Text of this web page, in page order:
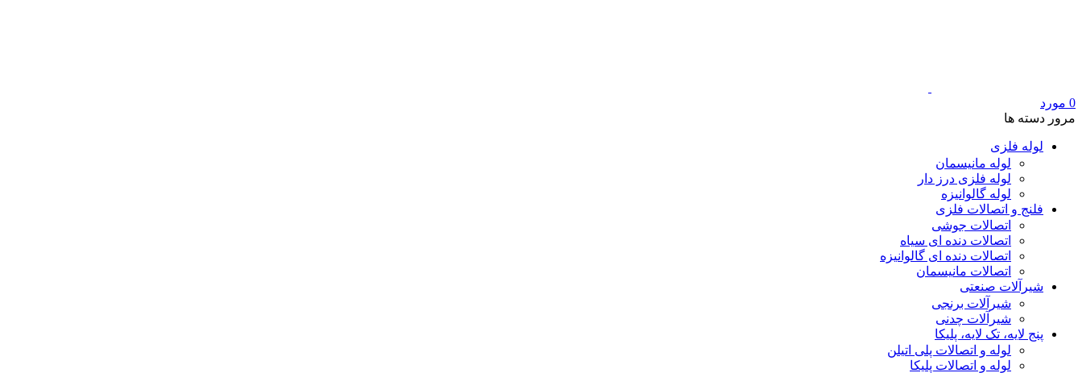
0 مورد
مرور دسته ها
لوله فلزی
لوله مانیسمان
لوله فلزی درز دار
لوله گالوانیزه
فلنج و اتصالات فلزی
اتصالات جوشی
اتصالات دنده ای سیاه
اتصالات دنده ای گالوانیزه
اتصالات مانیسمان
شیرآلات صنعتی
شیرآلات برنجی
شیرآلات چدنی
پنج لایه، تک لایه، پلیکا
لوله و اتصالات پلی اتیلن
لوله و اتصالات پلیکا